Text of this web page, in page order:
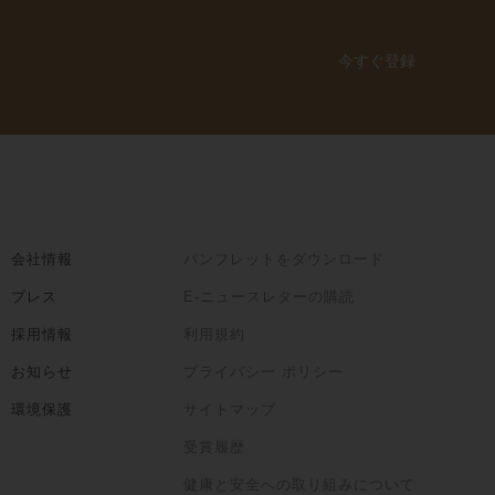
今すぐ登録
会社情報
プレス
採用情報
お知らせ
環境保護